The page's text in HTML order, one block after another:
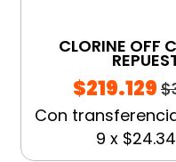
CLORINE OFF
$219.129
Con
9 x